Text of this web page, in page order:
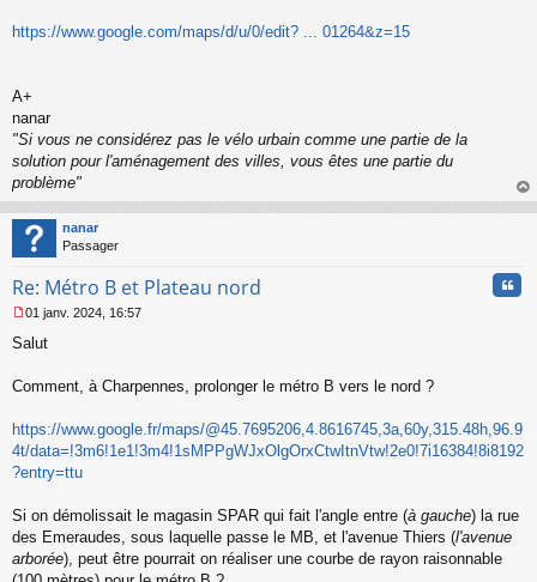
https://www.google.com/maps/d/u/0/edit? ... 01264&z=15
A+
nanar
"Si vous ne considérez pas le vélo urbain comme une partie de la
solution pour l'aménagement des villes, vous êtes une partie du
problème"
au
nanar
Passager
Re: Métro B et Plateau nord
e
e
n
o
01 janv. 2024, 16:57
Salut
Comment, à Charpennes, prolonger le métro B vers le nord ?
https://www.google.fr/maps/@45.7695206,4.8616745,3a,60y,315.48h,96.9
4t/data=!3m6!1e1!3m4!1sMPPgWJxOlgOrxCtwItnVtw!2e0!7i16384!8i8192
?entry=ttu
Si on démolissait le magasin SPAR qui fait l'angle entre (à gauche) la rue
des Emeraudes, sous laquelle passe le MB, et l'avenue Thiers (l'avenue
arborée), peut être pourrait on réaliser une courbe de rayon raisonnable